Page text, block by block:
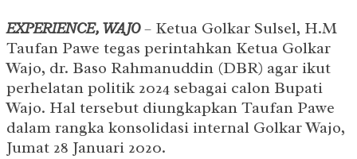
EXPERIENCE, WAJO– Ketua Golkar Sulsel, H.M
Taufan Pawe tegas perintahkan Ketua Golkar
Wajo, dr. Baso Rahmanuddin (DBR) agar ikut
perhelatan politik 2024 sebagai calon Bupati
Wajo. Hal tersebut diungkapkan Taufan Pawe
dalam rangka konsolidasi internal Golkar Wajo,
Jumat 28 Januari 2020.